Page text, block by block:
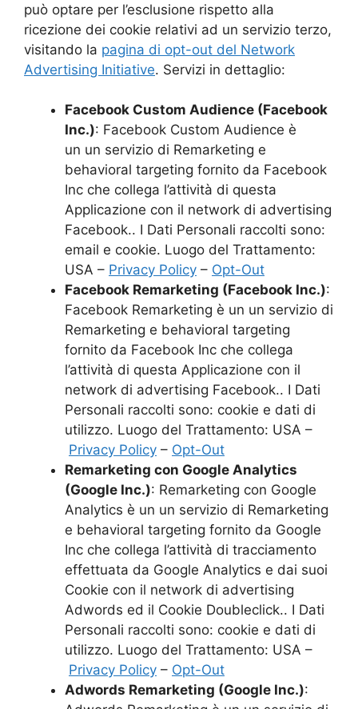
può optare per l’esclusione rispetto alla
ricezione dei cookie relativi ad un servizio terzo,
visitando la pagina di opt-out del Network
Advertising Initiative. Servizi in dettaglio:
Facebook Custom Audience (Facebook
Inc.): Facebook Custom Audience è
un un servizio di Remarketing e
behavioral targeting fornito da Facebook
Inc che collega l’attività di questa
Applicazione con il network di advertising
Facebook.. I Dati Personali raccolti sono:
email e cookie. Luogo del Trattamento:
USA – Privacy Policy – Opt-Out
Facebook Remarketing (Facebook Inc.):
Facebook Remarketing è un un servizio di
Remarketing e behavioral targeting
fornito da Facebook Inc che collega
l’attività di questa Applicazione con il
network di advertising Facebook.. I Dati
Personali raccolti sono: cookie e dati di
utilizzo. Luogo del Trattamento: USA –
Privacy Policy – Opt-Out
Remarketing con Google Analytics
(Google Inc.): Remarketing con Google
Analytics è un un servizio di Remarketing
e behavioral targeting fornito da Google
Inc che collega l’attività di tracciamento
effettuata da Google Analytics e dai suoi
Cookie con il network di advertising
Adwords ed il Cookie Doubleclick.. I Dati
Personali raccolti sono: cookie e dati di
utilizzo. Luogo del Trattamento: USA –
Privacy Policy – Opt-Out
Adwords Remarketing (Google Inc.):